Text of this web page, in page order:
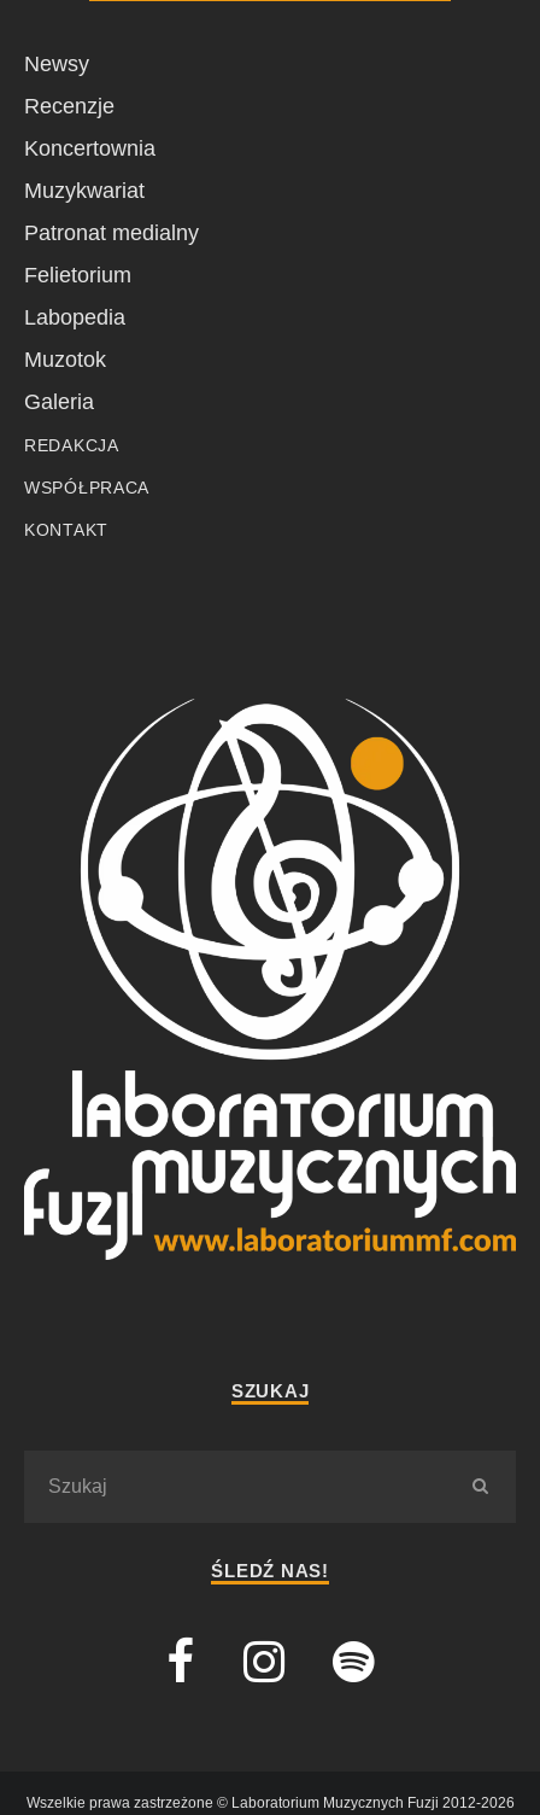
Newsy
Recenzje
Koncertownia
Muzykwariat
Patronat medialny
Felietorium
Labopedia
Muzotok
Galeria
REDAKCJA
WSPÓŁPRACA
KONTAKT
SZUKAJ
ŚLEDŹ NAS!
Wszelkie prawa zastrzeżone © Laboratorium Muzycznych Fuzji 2012-2026